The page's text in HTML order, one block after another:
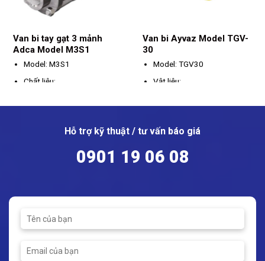
Van bi tay gạt 3 mảnh
Adca Model M3S1
Model: M3S1
Chất liệu:
Thân: Thép
Bi: Thép không gỉ
Vòng đệm: PTFE
Kết nối: Ren/ Hàn
Nhiệt độ hoạt động: -29 ~
Van bi Ayvaz Model TGV-
30
Model: TGV30
Vật liệu:
Thân van: Gang
Bi: Thép không gỉ
Kết nối: Mặt bích
Nhiệt độ tối đa: 200ºC
Hỗ trợ kỹ thuật / tư vấn báo giá
0901 19 06 08